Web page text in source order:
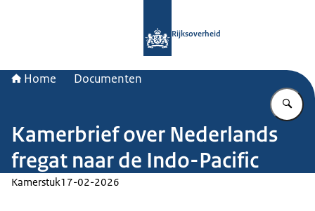
Rijksoverheid
Home Documenten
Kamerbrief over Nederlands
fregat naar de Indo-Pacific
Kamerstuk17-02-2026